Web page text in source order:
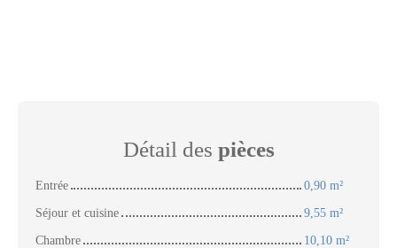
Détail des pièces
Entrée
0,90 m²
Séjour et cuisine
9,55 m²
Chambre
10,10 m²